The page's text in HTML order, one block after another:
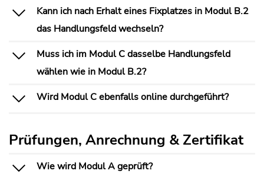
Kann ich nach Erhalt eines Fixplatzes in Modul B.2
das Handlungsfeld wechseln?
Muss ich im Modul C dasselbe Handlungsfeld
wählen wie in Modul B.2?
Wird Modul C ebenfalls online durchgeführt?
Prüfungen, Anrechnung & Zertifikat
Wie wird Modul A geprüft?